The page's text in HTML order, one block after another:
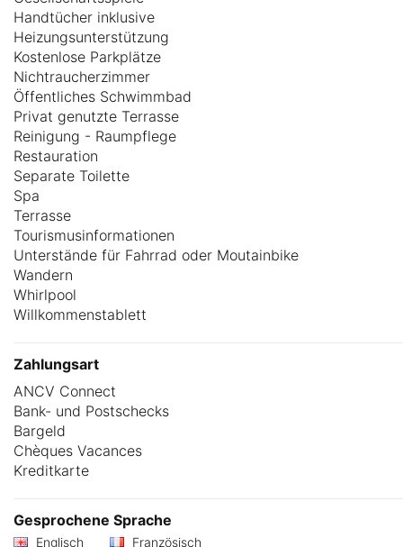
Handtücher inklusive
Heizungsunterstützung
Kostenlose Parkplätze
Nichtraucherzimmer
Öffentliches Schwimmbad
Privat genutzte Terrasse
Reinigung - Raumpflege
Restauration
Separate Toilette
Spa
Terrasse
Tourismusinformationen
Unterstände für Fahrrad oder Moutainbike
Wandern
Whirlpool
Willkommenstablett
Zahlungsart
ANCV Connect
Bank- und Postschecks
Bargeld
Chèques Vacances
Kreditkarte
Gesprochene Sprache
Englisch Französisch